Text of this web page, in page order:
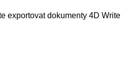
exportovat dokumenty 4D Write